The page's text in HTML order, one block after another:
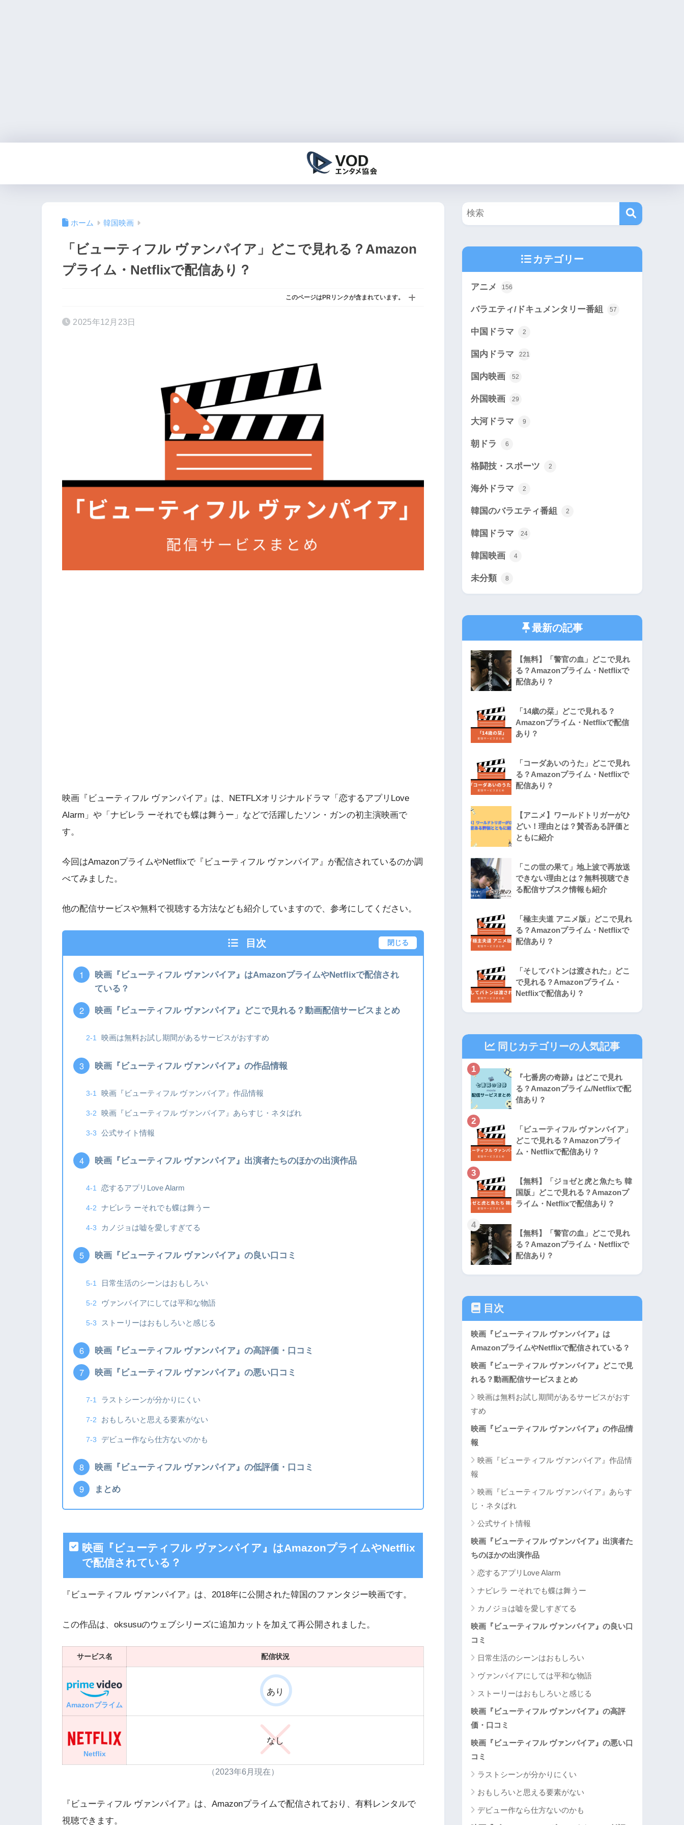
ホーム 韓国映画
「ビューティフル ヴァンパイア」どこで見れる？Amazon
プライム・Netflixで配信あり？
このページはPRリンクが含まれています。
2025年12月23日
映画『ビューティフル ヴァンパイア』は、NETFLXオリジナルドラマ「恋するアプリLove
Alarm」や「ナビレラ ーそれでも蝶は舞うー」などで活躍したソン・ガンの初主演映画で
す。
今回はAmazonプライムやNetflixで『ビューティフル ヴァンパイア』が配信されているのか調
べてみました。
他の配信サービスや無料で視聴する方法なども紹介していますので、参考にしてください。
目次 閉じる
映画『ビューティフル ヴァンパイア』はAmazonプライムやNetflixで配信され
ている？
映画『ビューティフル ヴァンパイア』どこで見れる？動画配信サービスまとめ
映画は無料お試し期間があるサービスがおすすめ
映画『ビューティフル ヴァンパイア』の作品情報
映画『ビューティフル ヴァンパイア』作品情報
映画『ビューティフル ヴァンパイア』あらすじ・ネタばれ
公式サイト情報
映画『ビューティフル ヴァンパイア』出演者たちのほかの出演作品
恋するアプリLove Alarm
ナビレラ ーそれでも蝶は舞うー
カノジョは嘘を愛しすぎてる
映画『ビューティフル ヴァンパイア』の良い口コミ
日常生活のシーンはおもしろい
ヴァンパイアにしては平和な物語
ストーリーはおもしろいと感じる
映画『ビューティフル ヴァンパイア』の高評価・口コミ
映画『ビューティフル ヴァンパイア』の悪い口コミ
ラストシーンが分かりにくい
おもしろいと思える要素がない
デビュー作なら仕方ないのかも
映画『ビューティフル ヴァンパイア』の低評価・口コミ
まとめ
映画『ビューティフル ヴァンパイア』はAmazonプライムやNetflix
で配信されている？
『ビューティフル ヴァンパイア』は、2018年に公開された韓国のファンタジー映画です。
この作品は、oksusuのウェブシリーズに追加カットを加えて再公開されました。
サービス名 配信状況
Amazonプライム
あり
Netflix
なし
（2023年6月現在）
『ビューティフル ヴァンパイア』は、Amazonプライムで配信されており、有料レンタルで
視聴できます。
カテゴリー
アニメ 156
バラエティ/ドキュメンタリー番組 57
中国ドラマ 2
国内ドラマ 221
国内映画 52
外国映画 29
大河ドラマ 9
朝ドラ 6
格闘技・スポーツ 2
海外ドラマ 2
韓国のバラエティ番組 2
韓国ドラマ 24
韓国映画 4
未分類 8
最新の記事
【無料】「警官の血」どこで見れ
る？Amazonプライム・Netflixで
配信あり？
「14歳の栞」どこで見れる？
Amazonプライム・Netflixで配信
あり？
「コーダあいのうた」どこで見れ
る？Amazonプライム・Netflixで
配信あり？
【アニメ】ワールドトリガーがひ
どい！理由とは？賛否ある評価と
ともに紹介
「この世の果て」地上波で再放送
できない理由とは？無料視聴でき
る配信サブスク情報も紹介
「極主夫道 アニメ版」どこで見れ
る？Amazonプライム・Netflixで
配信あり？
「そしてバトンは渡された」どこ
で見れる？Amazonプライム・
Netflixで配信あり？
同じカテゴリーの人気記事
1
『七番房の奇跡』はどこで見れ
る？Amazonプライム/Netflixで配
信あり？
2
「ビューティフル ヴァンパイア」
どこで見れる？Amazonプライ
ム・Netflixで配信あり？
3
【無料】「ジョゼと虎と魚たち 韓
国版」どこで見れる？Amazonプ
ライム・Netflixで配信あり？
4
【無料】「警官の血」どこで見れ
る？Amazonプライム・Netflixで
配信あり？
目次
映画『ビューティフル ヴァンパイア』は
AmazonプライムやNetflixで配信されている？
映画『ビューティフル ヴァンパイア』どこで見
れる？動画配信サービスまとめ
映画は無料お試し期間があるサービスがおす
すめ
映画『ビューティフル ヴァンパイア』の作品情
報
映画『ビューティフル ヴァンパイア』作品情
報
映画『ビューティフル ヴァンパイア』あらす
じ・ネタばれ
公式サイト情報
映画『ビューティフル ヴァンパイア』出演者た
ちのほかの出演作品
恋するアプリLove Alarm
ナビレラ ーそれでも蝶は舞うー
カノジョは嘘を愛しすぎてる
映画『ビューティフル ヴァンパイア』の良い口
コミ
日常生活のシーンはおもしろい
ヴァンパイアにしては平和な物語
ストーリーはおもしろいと感じる
映画『ビューティフル ヴァンパイア』の高評
価・口コミ
映画『ビューティフル ヴァンパイア』の悪い口
コミ
ラストシーンが分かりにくい
おもしろいと思える要素がない
デビュー作なら仕方ないのかも